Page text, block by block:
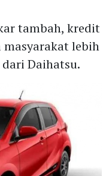
tambah, kredit
masyarakat lebih
Daihatsu.